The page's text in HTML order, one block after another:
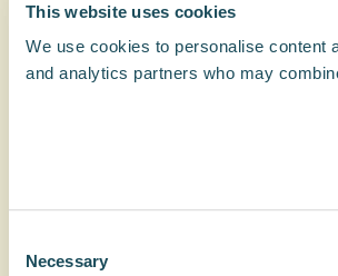
This website uses cookies
We use cookies to personalise content
and analytics partners who may
Selection
Necessary